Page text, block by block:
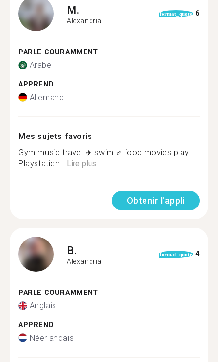
M.
Alexandria
format_quote 6
PARLE COURAMMENT
Arabe
APPREND
Allemand
Mes sujets favoris
Gym music travel ✈️ swim ‍♂️ food movies play
Playstation... Lire plus
Obtenir l'appli
B.
Alexandria
format_quote 4
PARLE COURAMMENT
Anglais
APPREND
Néerlandais